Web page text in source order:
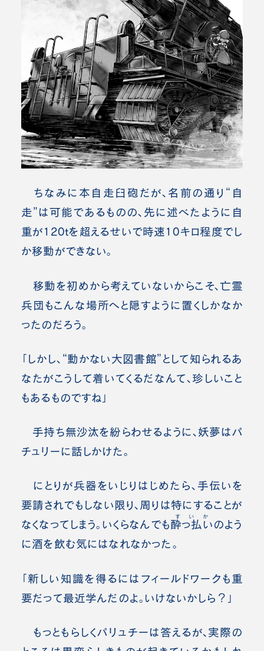
ちなみに本自走臼砲だが、名前の通り“自
走”は可能であるものの、先に述べたように自
重が120tを超えるせいで時速10キロ程度でし
か移動ができない。
移動を初めから考えていないからこそ、亡霊
兵団もこんな場所へと隠すように置くしかなか
ったのだろう。
「しかし、“動かない大図書館”として知られるあ
なたがこうして着いてくるだなんて、珍しいこと
もあるものですね」
手持ち無沙汰を紛らわせるように、妖夢はパ
チュリーに話しかけた。
にとりが兵器をいじりはじめたら、手伝いを
要請されでもしない限り、周りは特にすることが
なくなってしまう。いくらなんでも酔っ払い
すいか
のよう
に酒を飲む気にはなれなかった。
「新しい知識を得るにはフィールドワークも重
要だって最近学んだのよ。いけないかしら？」
もっともらしくパリュチーは答えるが、実際の